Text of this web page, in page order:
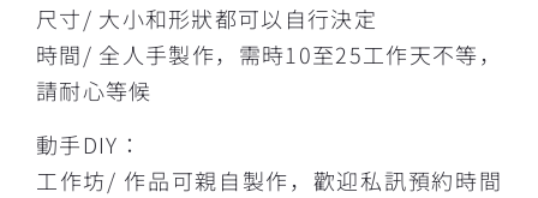
尺寸/ 大小和形狀都可以自行決定
時間/ 全人手製作，需時10至25工作天不等，
請耐心等候
動手DIY：
工作坊/ 作品可親自製作，歡迎私訊預約時間